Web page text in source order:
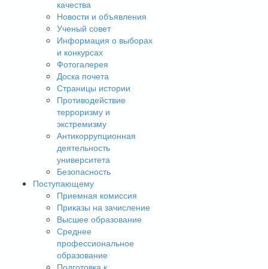
качества
Новости и объявления
Ученый совет
Информация о выборах
и конкурсах
Фотогалерея
Доска почета
Страницы истории
Противодействие
терроризму и
экстремизму
Антикоррупционная
деятельность
университета
Безопасность
Поступающему
Приемная комиссия
Приказы на зачисление
Высшее образование
Среднее
профессиональное
образование
Подготовка к